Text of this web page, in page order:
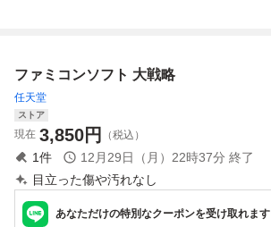
ファミコンソフト 大戦略
任天堂
ストア
現在 3,850円 （税込）
1件 12月29日（月）22時37分 終了
目立った傷や汚れなし
あなただけの特別なクーポンを受け取れます